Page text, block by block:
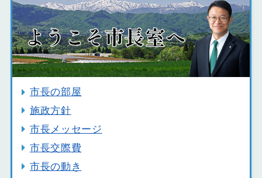
市長の部屋
施政方針
市長メッセージ
市長交際費
市長の動き